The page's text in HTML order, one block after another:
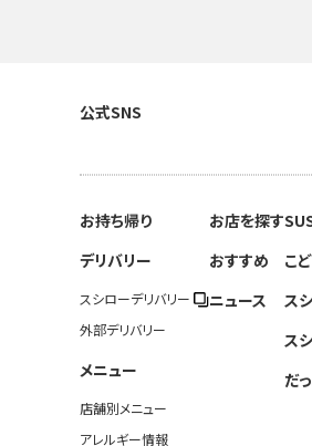
公式SNS
お持ち帰り
デリバリー
スシローデリバリー
外部デリバリー
メニュー
店舗別メニュー
アレルギー情報
お店を探す
おすすめ
ニュース
こ
ス
ス
だ